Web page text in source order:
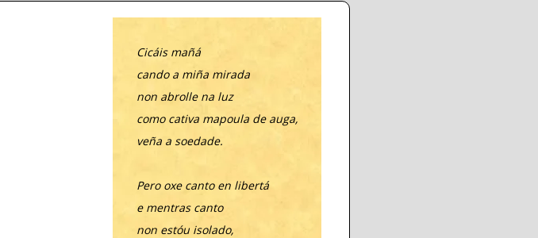
Cicáis mañá
cando a miña mirada
non abrolle na luz
como cativa mapoula de auga,
veña a soedade.
Pero oxe canto en libertá
e mentras canto
non estóu isolado,